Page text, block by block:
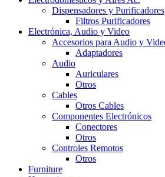
Dispensadores y Purificadores
Filtros Purificadores
Electrónica, Audio y Video
Accesorios para Audio y
Adaptadores
Audio
Auriculares
Otros
Cables
Otros Cables
Componentes Electrónicos
Conectores
Otros
Controles Remotos
Otros
Furniture